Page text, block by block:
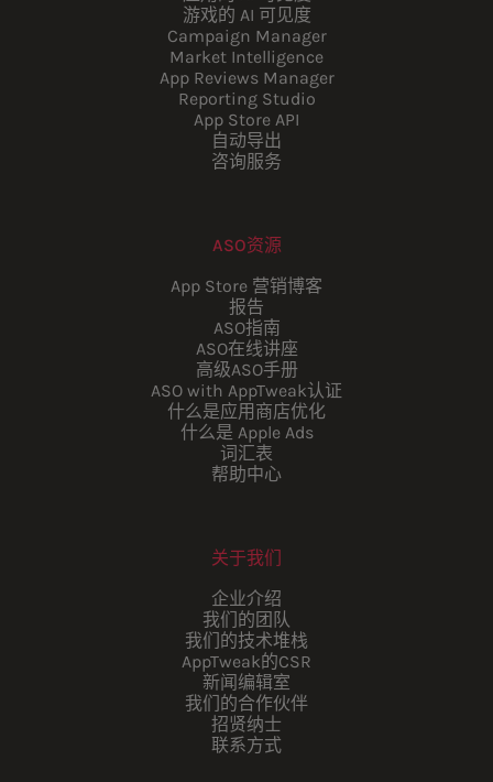
游戏的 AI 可见度
Campaign Manager
Market Intelligence
App Reviews Manager
Reporting Studio
App Store API
自动导出
咨询服务
ASO资源
App Store 营销博客
报告
ASO指南
ASO在线讲座
高级ASO手册
ASO with AppTweak认证
什么是应用商店优化
什么是 Apple Ads
词汇表
帮助中心
关于我们
企业介绍
我们的团队
我们的技术堆栈
AppTweak的CSR
新闻编辑室
我们的合作伙伴
招贤纳士
联系方式